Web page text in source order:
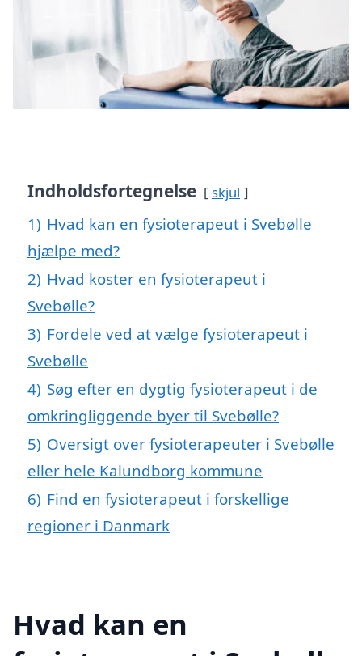
Indholdsfortegnelse skjul
1) Hvad kan en fysioterapeut i Svebølle
hjælpe med?
2) Hvad koster en fysioterapeut i
Svebølle?
3) Fordele ved at vælge fysioterapeut i
Svebølle
4) Søg efter en dygtig fysioterapeut i de
omkringliggende byer til Svebølle?
5) Oversigt over fysioterapeuter i Svebølle
eller hele Kalundborg kommune
6) Find en fysioterapeut i forskellige
regioner i Danmark
Hvad kan en